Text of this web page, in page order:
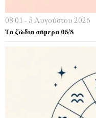
08:01 - 5 Αυγούστου 2026
Τα ζώδια σήμερα 05/8